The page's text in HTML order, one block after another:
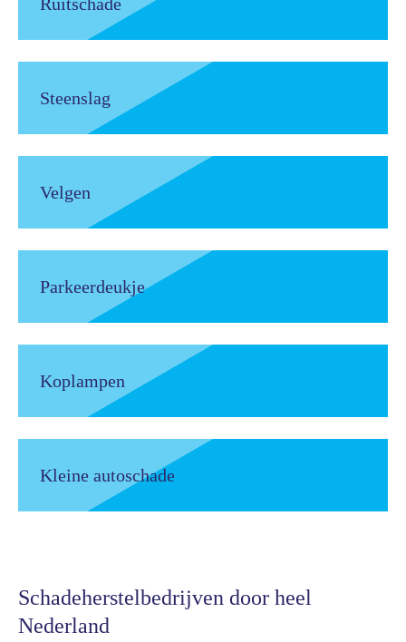
Steenslag
Velgen
Parkeerdeukje
Koplampen
Kleine autoschade
Schadeherstelbedrijven door heel
Nederland